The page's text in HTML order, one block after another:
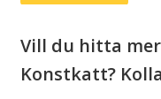
vit)
Vill du hitta
Konstkatt?